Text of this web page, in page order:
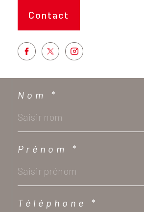
Nom *
Prénom *
Téléphone *
Contact